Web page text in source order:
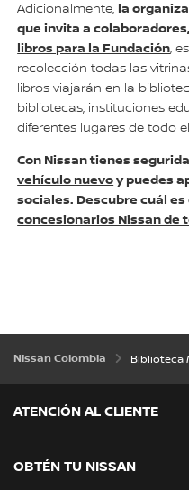
Adicionalmente, la
que invita a
libros para la Fundación,
recolección todas las
libros viajarán en la
bibliotecas, instituciones
diferentes lugares de todo
Con Nissan tienes
vehículo nuevoy puedes
sociales. Descubre cuál
concesionarios Nissan de
Nissan Colombia Biblioteca
ATENCIÓN AL CLIENTE
OBTÉN TU NISSAN